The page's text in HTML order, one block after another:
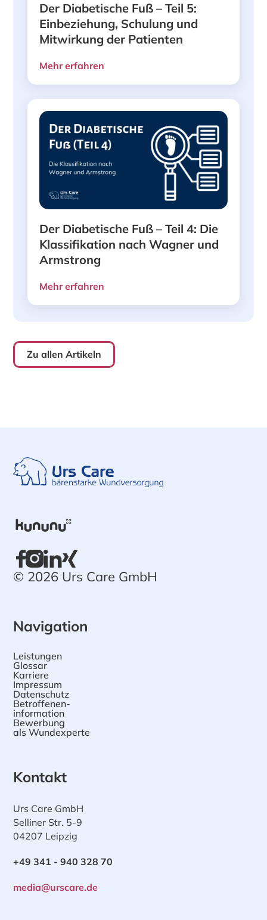
Der Diabetische Fuß – Teil 5:
Einbeziehung, Schulung und
Mitwirkung der Patienten
Mehr erfahren
Der Diabetische Fuß – Teil 4: Die
Klassifikation nach Wagner und
Armstrong
Mehr erfahren
Zu allen Artikeln
© 2026 Urs Care GmbH
Navigation
Leistungen
Glossar
Karriere
Impressum
Datenschutz
Betroffenen-
information
Bewerbung
als Wundexperte
Kontakt
Urs Care GmbH
Selliner Str. 5-9
04207 Leipzig
+49 341 - 940 328 70
media@urscare.de